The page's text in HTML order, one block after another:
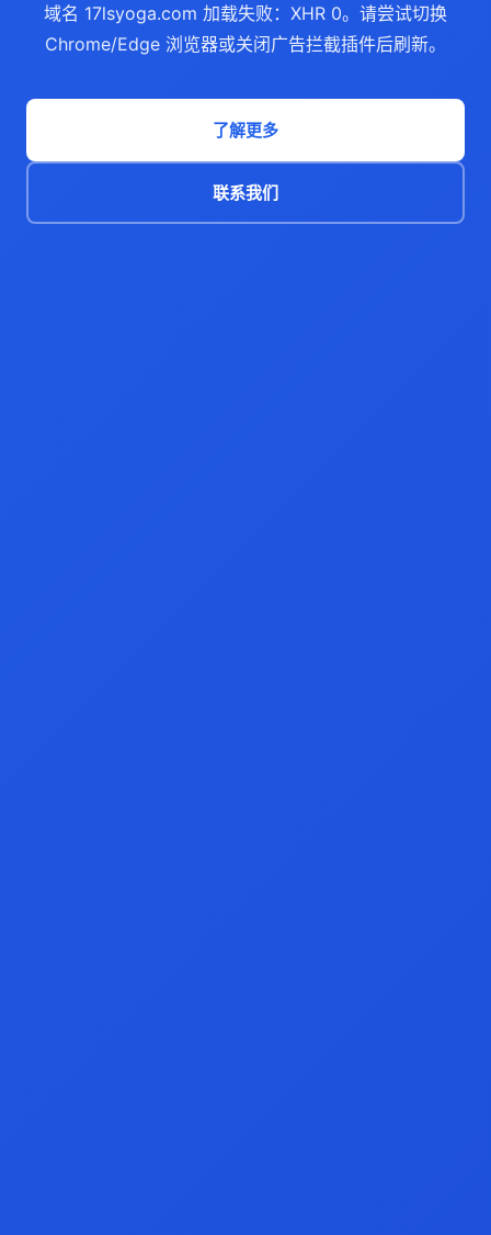
域名 17lsyoga.com 加载失败：XHR 0。请尝试切换
Chrome/Edge 浏览器或关闭广告拦截插件后刷新。
了解更多
联系我们